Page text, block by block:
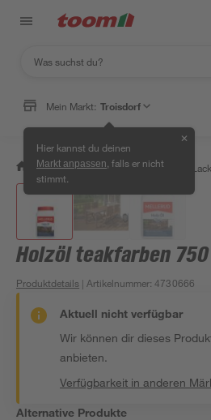
Mein Markt: Troisdorf
Hier kannst du deinen
Markt anpassen , falls er nicht
stimmt.
✕
/ Bauen & Renovieren / Farben,
Holzöl teakfarben
Produktdetails | Artikelnummer:4730666
Aktuell nicht verfügbar
Wir können dir dieses
anbieten.
Verfügbarkeit in anderen
Alternative Produkte